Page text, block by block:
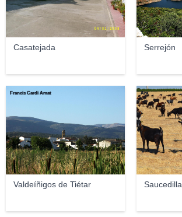
Casatejada Serrejón
Valdeíñigos de Tiétar
Francis Cardi Amat
Saucedilla
Ara